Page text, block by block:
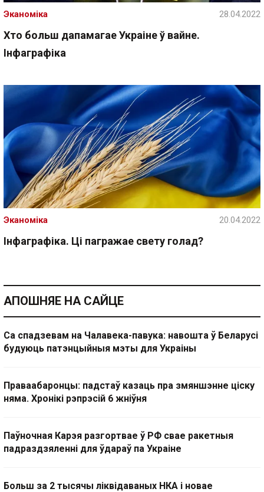
Хто больш дапамагае Украіне ў вайне.
Інфаграфіка
Эканоміка 28.04.2022
Інфаграфіка. Ці пагражае свету голад?
Эканоміка 20.04.2022
АПОШНЯЕ НА САЙЦЕ
Са спадзевам на Чалавека-павука: навошта ў Беларусі
будуюць патэнцыйныя мэты для Украіны
Праваабаронцы: падстаў казаць пра змяншэнне ціску
няма. Хронікі рэпрэсій 6 жніўня
Паўночная Карэя разгортвае ў РФ свае ракетныя
падраздзяленні для ўдараў па Украіне
Больш за 2 тысячы ліквідаваных НКА і новае